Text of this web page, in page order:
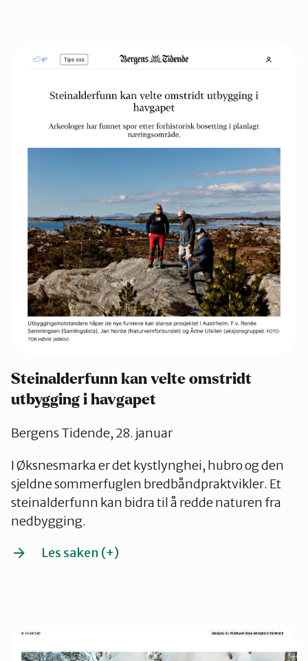
Steinalderfunn kan velte omstridt
utbygging i havgapet
Bergens Tidende, 28. januar
I Øksnesmarka er det kystlynghei, hubro og den
sjeldne sommerfuglen bredbåndpraktvikler. Et
steinalderfunn kan bidra til å redde naturen fra
nedbygging.
Les saken (+)